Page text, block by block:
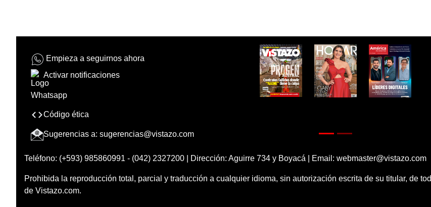
Empieza a seguirnos ahora
Activar notificaciones
Código ética
Sugerencias a: sugerencias@vistazo.com
Teléfono: (+593) 985860991 - (042) 2327200 | Dirección: Aguirre 734 y Boyacá | Email: webmaster@vistazo.com
Prohibida la reproducción total, parcial y traducción a cualquier idioma, sin autorización escrita de su titular, de
de Vistazo.com.